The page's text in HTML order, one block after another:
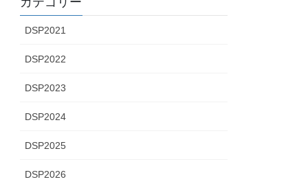
DSP2021
DSP2022
DSP2023
DSP2024
DSP2025
DSP2026